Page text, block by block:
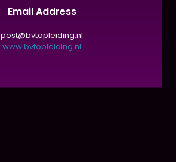
Email Address
post@bvtopleiding.nl
www.bvtopleiding.nl